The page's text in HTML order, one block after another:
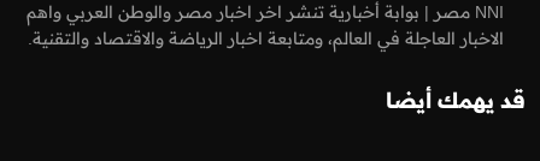
NNI مصر | بوابة أخبارية تنشر اخر اخبار مصر والوطن العربي واهم
الاخبار العاجلة في العالم، ومتابعة اخبار الرياضة والاقتصاد والتقنية.
قد يهمك أيضا